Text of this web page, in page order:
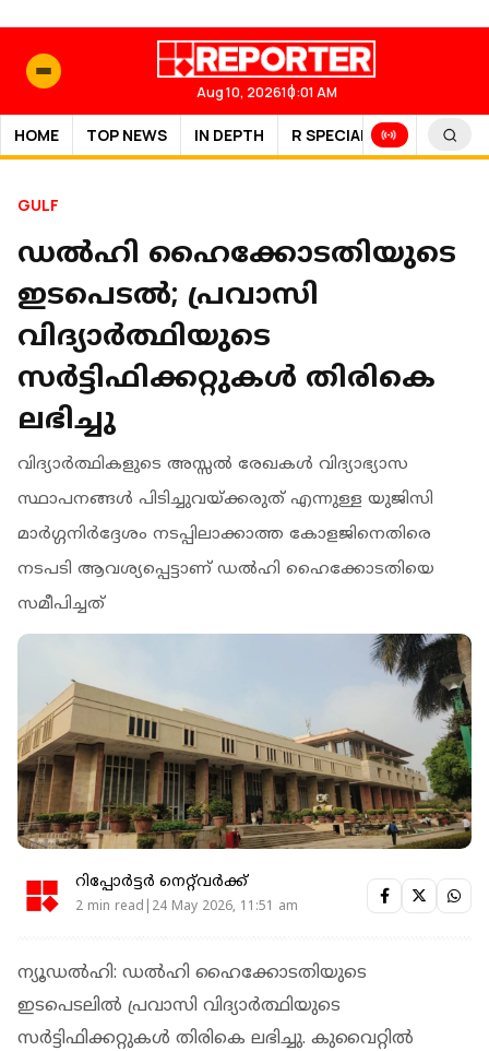
Aug 10, 202610:01 AM
HOME TOP NEWS IN DEPTH R SPECIAL SPORTS
GULF
ഡൽഹി ഹൈക്കോടതിയുടെ
ഇടപെടൽ; പ്രവാസി
വിദ്യാർത്ഥിയുടെ
സർട്ടിഫിക്കറ്റുകൾ തിരികെ
ലഭിച്ചു
വിദ്യാർത്ഥികളുടെ അസ്സൽ രേഖകൾ വിദ്യാഭ്യാസ
സ്ഥാപനങ്ങൾ പിടിച്ചുവയ്ക്കരുത്‌ എന്നുള്ള യുജിസി
മാർഗ്ഗനിർദ്ദേശം നടപ്പിലാക്കാത്ത കോളജിനെതിരെ
നടപടി ആവശ്യപ്പെട്ടാണ് ഡൽഹി ഹൈക്കോടതിയെ
സമീപിച്ചത്
റിപ്പോർട്ടർ നെറ്റ്‌വര്‍ക്ക്‌
2 min read|24 May 2026, 11:51 am
ന്യൂഡൽഹി: ഡൽഹി ഹൈക്കോടതിയുടെ
ഇടപെടലിൽ പ്രവാസി വിദ്യാർത്ഥിയുടെ
സർട്ടിഫിക്കറ്റുകൾ തിരികെ ലഭിച്ചു. കുവൈറ്റിൽ